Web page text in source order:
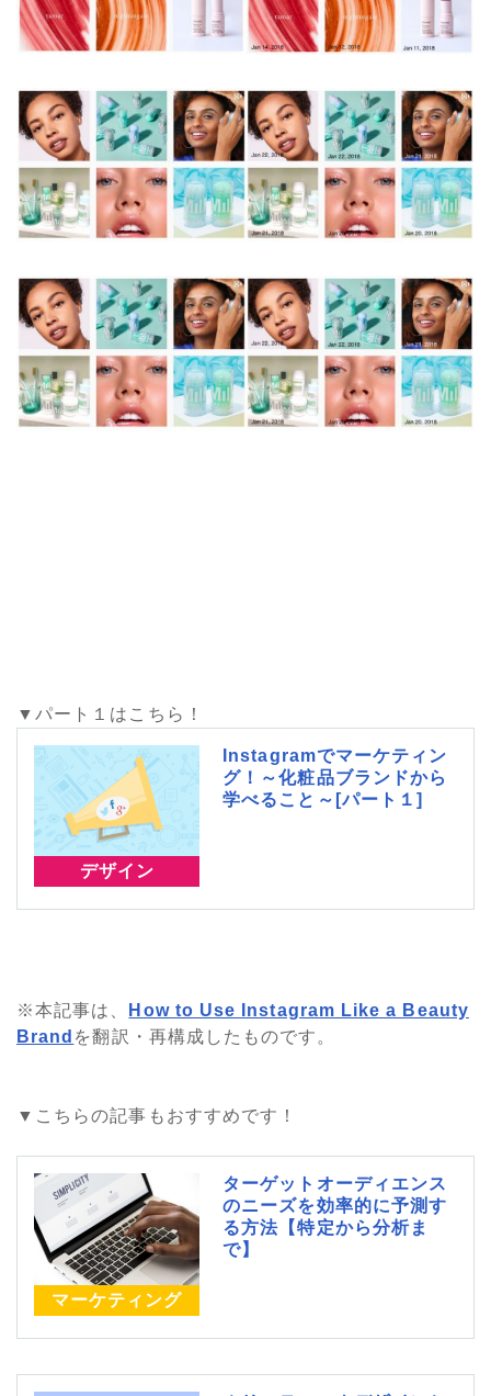
▼パート１はこちら！
デザイン
Instagramでマーケティン
グ！～化粧品ブランドから
学べること～[パート１]
※本記事は、
How to Use Instagram Like a Beauty
Brand を翻訳・再構成したものです。
▼こちらの記事もおすすめです！
マーケティング
ターゲットオーディエンス
のニーズを効率的に予測す
る方法【特定から分析ま
で】